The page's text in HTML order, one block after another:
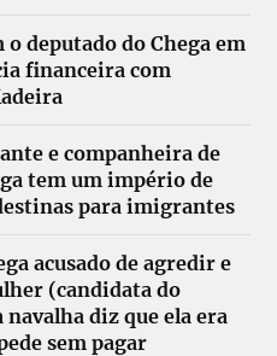
o deputado do Chega em
financeira com
e companheira de
tem um império de
para imigrantes
acusado de agredir e
(candidata do
navalha diz que ela era
sem pagar